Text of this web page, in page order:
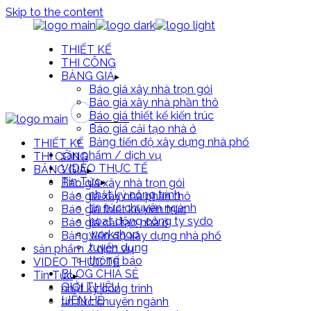
Skip to the content
THIẾT KẾ
THI CÔNG
BẢNG GIÁ
Báo giá xây nhà trọn gói
Báo giá xây nhà phần thô
Báo giá thiết kế kiến trúc
Báo giá cải tạo nhà ở
Bảng tiến độ xây dựng nhà phố
sản phẩm / dịch vụ
VIDEO THỰC TẾ
Tin Tức
nhật ký công trình
tin tức chuyên ngành
hoạt động công ty sydo
workshop
tuyển dụng
thông báo
BLOG CHIA SẺ
GIỚI THIỆU
LIÊN HỆ
THIẾT KẾ
THI CÔNG
BẢNG GIÁ
Báo giá xây nhà trọn gói
Báo giá xây nhà phần thô
Báo giá thiết kế kiến trúc
Báo giá cải tạo nhà ở
Bảng tiến độ xây dựng nhà phố
sản phẩm / dịch vụ
VIDEO THỰC TẾ
Tin Tức
nhật ký công trình
tin tức chuyên ngành